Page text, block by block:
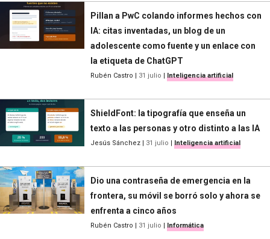
Pillan a PwC colando informes hechos con
IA: citas inventadas, un blog de un
adolescente como fuente y un enlace con
la etiqueta de ChatGPT
Rubén Castro | 31 julio | Inteligencia artificial
ShieldFont: la tipografía que enseña un
texto a las personas y otro distinto a las IA
Jesús Sánchez | 31 julio | Inteligencia artificial
Dio una contraseña de emergencia en la
frontera, su móvil se borró solo y ahora se
enfrenta a cinco años
Rubén Castro | 31 julio | Informática